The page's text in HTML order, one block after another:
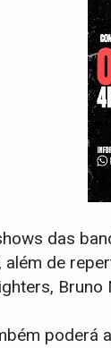
das
além de
poderá